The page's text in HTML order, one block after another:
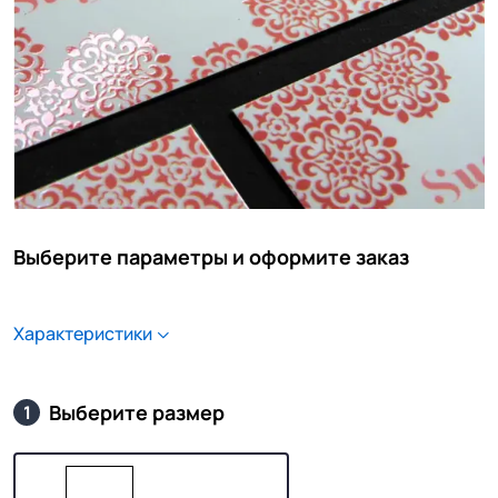
Выберите параметры и оформите заказ
Характеристики
1 Выберите размер